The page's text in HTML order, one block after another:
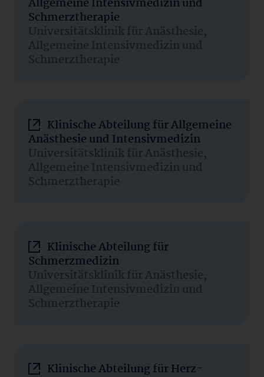
Allgemeine Intensivmedizin und
Schmerztherapie
Universitätsklinik für Anästhesie,
Allgemeine Intensivmedizin und
Schmerztherapie
Klinische Abteilung für Allgemeine
Anästhesie und Intensivmedizin
Universitätsklinik für Anästhesie,
Allgemeine Intensivmedizin und
Schmerztherapie
Klinische Abteilung für
Schmerzmedizin
Universitätsklinik für Anästhesie,
Allgemeine Intensivmedizin und
Schmerztherapie
Klinische Abteilung für Herz-